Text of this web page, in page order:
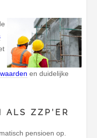
en duidelijke
ALS ZZP’ER
pensioen op.